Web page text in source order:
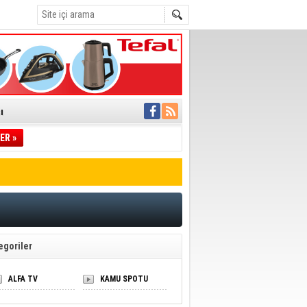
İletti
»
ALFA TV KAMU SPOTU